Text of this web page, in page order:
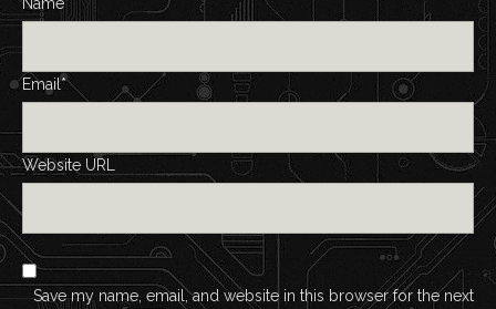
Email*
Website URL
Save my name, email, and website in this browser for the next